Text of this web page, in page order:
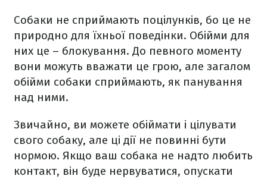
Собаки не сприймають поцілунків, бо це не
природно для їхньої поведінки. Обійми для
них це – блокування. До певного моменту
вони можуть вважати це грою, але загалом
обійми собаки сприймають, як панування
над ними.
Звичайно, ви можете обіймати і цілувати
свого собаку, але ці дії не повинні бути
нормою. Якщо ваш собака не надто любить
контакт, він буде нервуватися, опускати